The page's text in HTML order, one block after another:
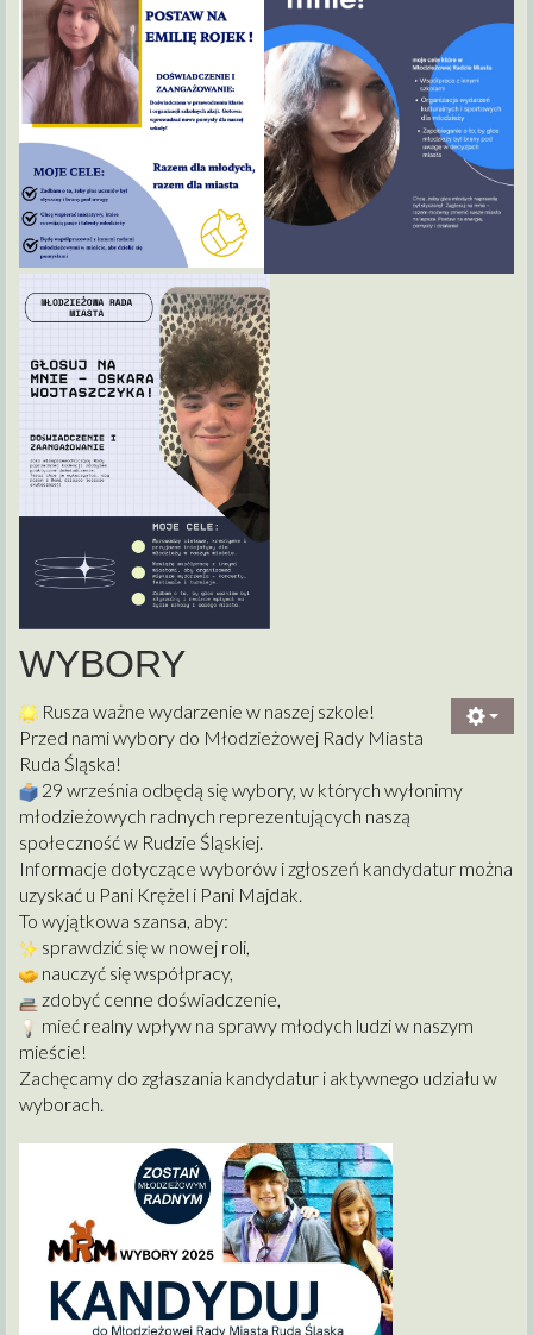
WYBORY
Rusza ważne wydarzenie w naszej szkole!
Przed nami wybory do Młodzieżowej Rady Miasta
Ruda Śląska!
29 września odbędą się wybory, w których wyłonimy
młodzieżowych radnych reprezentujących naszą
społeczność w Rudzie Śląskiej.
Informacje dotyczące wyborów i zgłoszeń kandydatur można
uzyskać u Pani Krężel i Pani Majdak.
To wyjątkowa szansa, aby:
sprawdzić się w nowej roli,
nauczyć się współpracy,
zdobyć cenne doświadczenie,
mieć realny wpływ na sprawy młodych ludzi w naszym
mieście!
Zachęcamy do zgłaszania kandydatur i aktywnego udziału w
wyborach.